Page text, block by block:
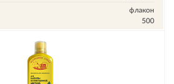
флакон
500